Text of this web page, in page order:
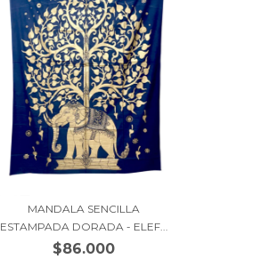
MANDALA SENCILLA
ESTAMPADA DORADA - ELEF...
$86.000